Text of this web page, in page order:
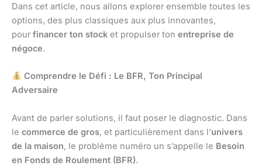
Dans cet article, nous allons explorer ensemble toutes les
options, des plus classiques aux plus innovantes,
pour financer ton stock et propulser ton entreprise de
négoce.
Comprendre le Défi : Le BFR, Ton Principal
Adversaire
Avant de parler solutions, il faut poser le diagnostic. Dans
le commerce de gros, et particulièrement dans l’univers
de la maison, le problème numéro un s’appelle le Besoin
en Fonds de Roulement (BFR).